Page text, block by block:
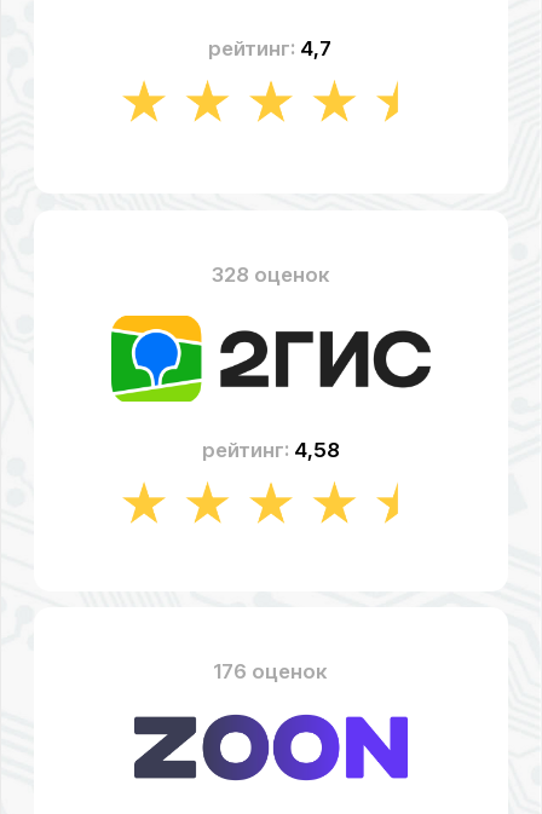
СТОИМОСТЬ РЕМОНТА